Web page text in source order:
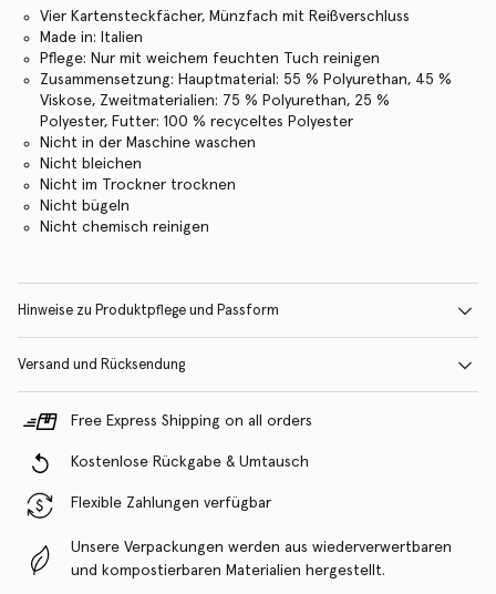
Vier Kartensteckfächer, Münzfach mit Reißverschluss
Made in: Italien
Pflege: Nur mit weichem feuchten Tuch reinigen
Zusammensetzung: Hauptmaterial: 55 % Polyurethan, 45 %
Viskose, Zweitmaterialien: 75 % Polyurethan, 25 %
Polyester, Futter: 100 % recyceltes Polyester
Nicht in der Maschine waschen
Nicht bleichen
Nicht im Trockner trocknen
Nicht bügeln
Nicht chemisch reinigen
Hinweise zu Produktpflege und Passform
Versand und Rücksendung
Free Express Shipping on all orders
Kostenlose Rückgabe & Umtausch
Flexible Zahlungen verfügbar
Unsere Verpackungen werden aus wiederverwertbaren
und kompostierbaren Materialien hergestellt.